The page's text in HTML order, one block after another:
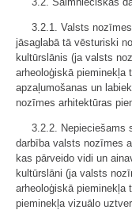
3.2.1. Valsts
jāsaglabā tā vēsturiski
kultūrslānis (ja valsts
arheoloģiskā pieminekļa
apzaļumošanas un
nozīmes arhitektūras
3.2.2. Nepieciešams
darbība valsts nozīmes
kas pārveido vidi un
kultūrslāni (ja valsts
arheoloģiskā pieminekļa
pieminekļa vizuālo